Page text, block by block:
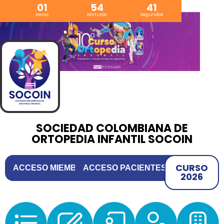
01
Horas 54
Minutos 40
Segundos
SOCIEDAD COLOMBIANA DE
ORTOPEDIA INFANTIL SOCOIN
ACCESO MIEMBROS ⌄
Miembros
ACCESO PACIENTES ⌄
CURSO
2026